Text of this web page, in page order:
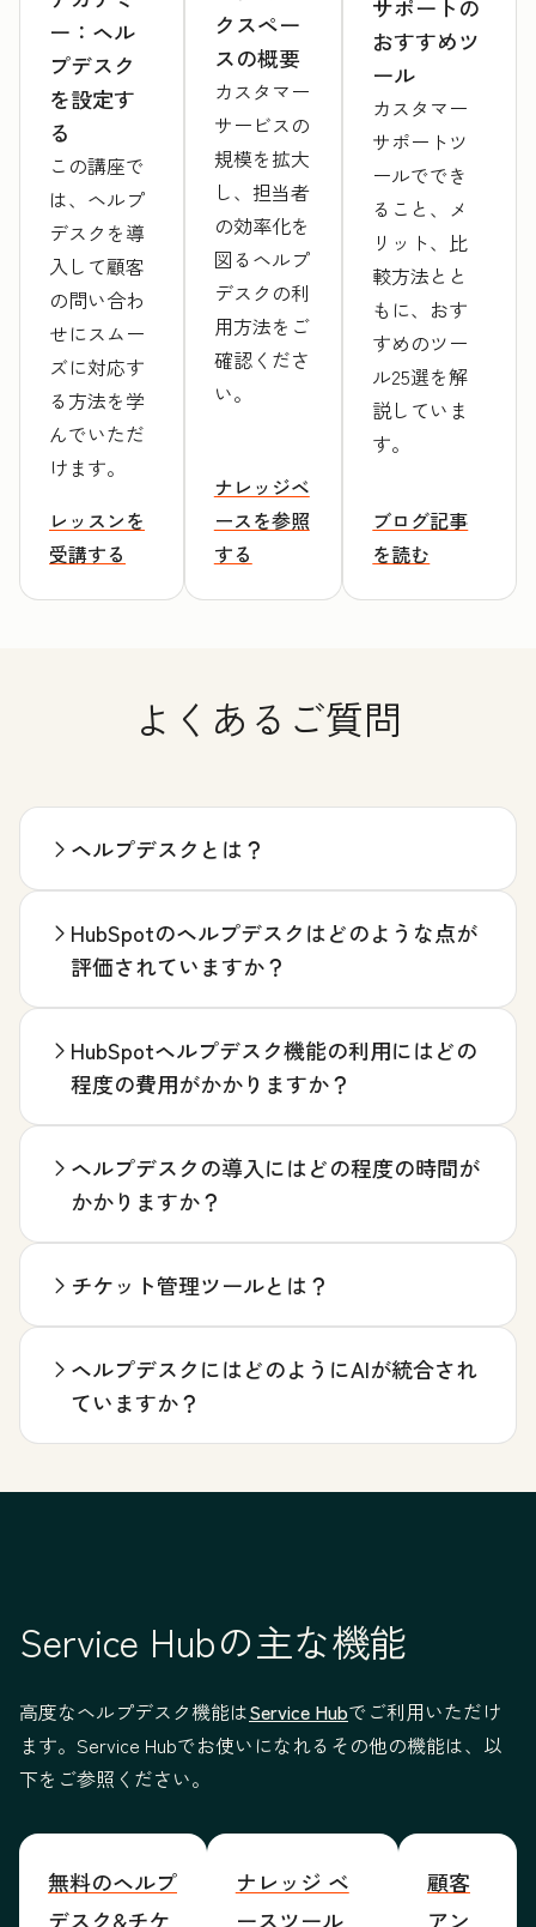
ー：ヘル
プデスク
を設定す
る
この講座で
は、ヘルプ
デスクを導
入して顧客
の問い合わ
せにスムー
ズに対応す
る方法を学
んでいただ
けます。
レッスンを
受講する
クスペー
スの概要
カスタマー
サービスの
規模を拡大
し、担当者
の効率化を
図るヘルプ
デスクの利
用方法をご
確認くださ
い。
ナレッジベ
ースを参照
する
サポートの
おすすめツ
ール
カスタマー
サポートツ
ールででき
ること、メ
リット、比
較方法とと
もに、おす
すめのツー
ル25選を解
説していま
す。
ブログ記事
を読む
よくあるご質問
ヘルプデスクとは？
HubSpotのヘルプデスクはどのような点が
評価されていますか？
HubSpotヘルプデスク機能の利用にはどの
程度の費用がかかりますか？
ヘルプデスクの導入にはどの程度の時間が
かかりますか？
チケット管理ツールとは？
ヘルプデスクにはどのようにAIが統合され
ていますか？
Service Hubの主な機能
高度なヘルプデスク機能はService Hubでご利用いただけ
ます。Service Hubでお使いになれるその他の機能は、以
下をご参照ください。
無料のヘルプ
デスク&チケ
ナレッジ ベ
ースツール
顧客
アン